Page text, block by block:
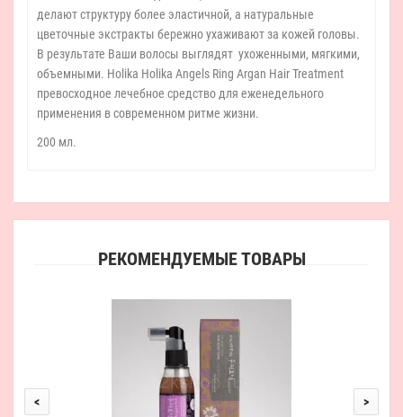
делают структуру более эластичной, а натуральные
цветочные экстракты бережно ухаживают за кожей головы.
В результате Ваши волосы выглядят ухоженными, мягкими,
объемными. Holika Holika Angels Ring Argan Hair Treatment
превосходное лечебное средство для еженедельного
применения в современном ритме жизни.
200 мл.
РЕКОМЕНДУЕМЫЕ ТОВАРЫ
< >